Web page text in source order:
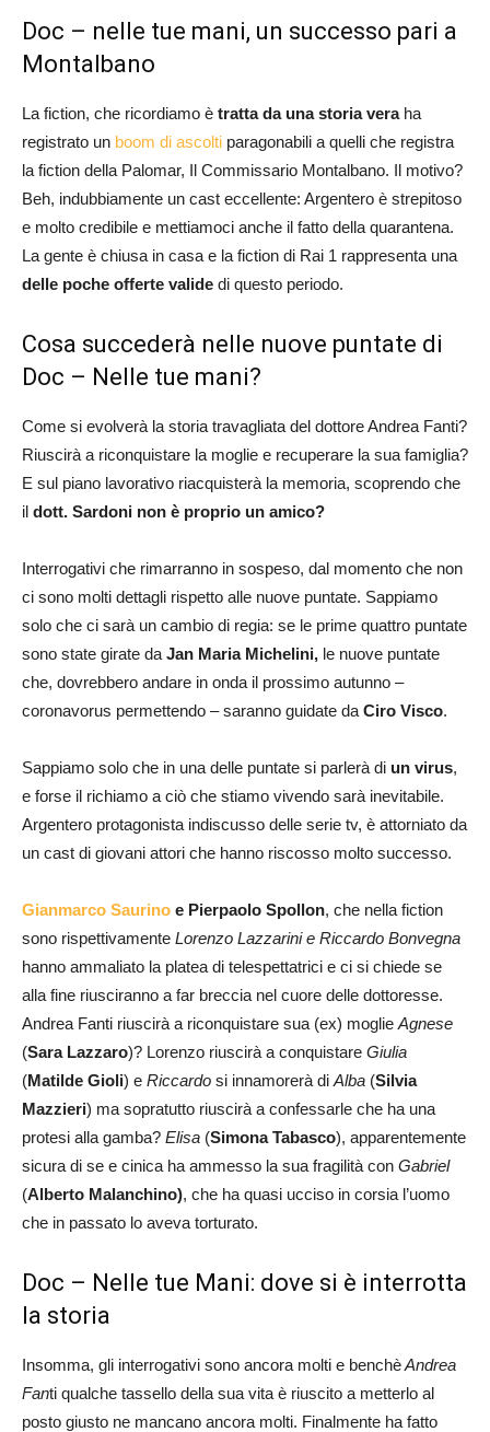
Doc – nelle tue mani, un successo pari a
Montalbano
La fiction, che ricordiamo è tratta da una storia veraha
registrato un boom di ascolti paragonabili a quelli che registra
la fiction della Palomar, Il Commissario Montalbano. Il motivo?
Beh, indubbiamente un cast eccellente: Argentero è strepitoso
e molto credibile e mettiamoci anche il fatto della quarantena.
La gente è chiusa in casa e la fiction di Rai 1 rappresenta una
delle poche offerte valide di questo periodo.
Cosa succederà nelle nuove puntate di
Doc – Nelle tue mani?
Come si evolverà la storia travagliata del dottore Andrea Fanti?
Riuscirà a riconquistare la moglie e recuperare la sua famiglia?
E sul piano lavorativo riacquisterà la memoria, scoprendo che
il dott. Sardoni non è proprio un amico?
Interrogativi che rimarranno in sospeso, dal momento che non
ci sono molti dettagli rispetto alle nuove puntate. Sappiamo
solo che ci sarà un cambio di regia: se le prime quattro puntate
sono state girate da Jan Maria Michelini, le nuove puntate
che, dovrebbero andare in onda il prossimo autunno –
coronavorus permettendo – saranno guidate da Ciro Visco.
Sappiamo solo che in una delle puntate si parlerà di un virus,
e forse il richiamo a ciò che stiamo vivendo sarà inevitabile.
Argentero protagonista indiscusso delle serie tv, è attorniato da
un cast di giovani attori che hanno riscosso molto successo.
Gianmarco Saurino e Pierpaolo Spollon, che nella fiction
sono rispettivamente Lorenzo Lazzarini e Riccardo Bonvegna
hanno ammaliato la platea di telespettatrici e ci si chiede se
alla fine riusciranno a far breccia nel cuore delle dottoresse.
Andrea Fanti riuscirà a riconquistare sua (ex) moglie Agnese
(Sara Lazzaro)? Lorenzo riuscirà a conquistare Giulia
(Matilde Gioli) e Riccardo si innamorerà di Alba (Silvia
Mazzieri) ma sopratutto riuscirà a confessarle che ha una
protesi alla gamba? Elisa (Simona Tabasco), apparentemente
sicura di se e cinica ha ammesso la sua fragilità con Gabriel
(Alberto Malanchino), che ha quasi ucciso in corsia l’uomo
che in passato lo aveva torturato.
Doc – Nelle tue Mani: dove si è interrotta
la storia
Insomma, gli interrogativi sono ancora molti e benchèAndrea
Fanti qualche tassello della sua vita è riuscito a metterlo al
posto giusto ne mancano ancora molti. Finalmente ha fatto